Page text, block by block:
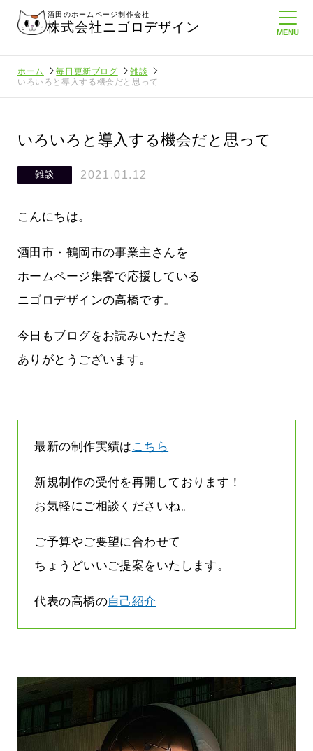
酒田のホームページ制作会社
株式会社ニゴロデザイン
ホーム 毎日更新ブログ
雑談
いろいろと導入する機会だと思って
いろいろと導入する機会だと思って
雑談 2021.01.12
こんにちは。
酒田市・鶴岡市の事業主さんを
ホームページ集客で応援している
ニゴロデザインの高橋です。
今日もブログをお読みいただき
ありがとうございます。
最新の制作実績は こちら
新規制作の受付を再開しております！
お気軽にご相談くださいね。
ご予算やご要望に合わせて
ちょうどいいご提案をいたします。
代表の高橋の自己紹介
ホームペ
周りのがんばる経営者さんに負けない